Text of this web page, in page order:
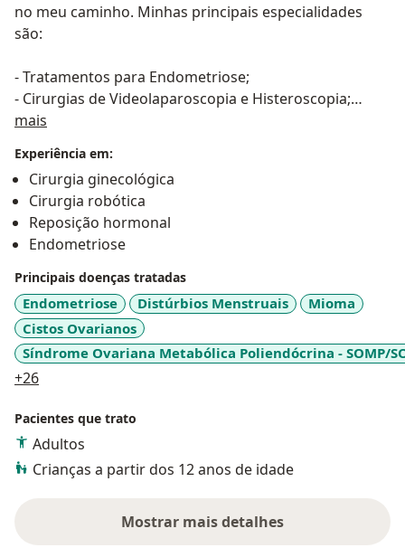
no meu caminho. Minhas principais especialidades
são:
- Tratamentos para Endometriose;
- Cirurgias de Videolaparoscopia e Histeroscopia;
- Cirurgia Robótica;
- Menopausa e Reposição Hormonal;
- Métodos Contraceptivos (por exemplo DIUs e
Implanon);
- Rejuvenescimento Íntimo (cirurgia íntima);
- Laser Fotona (Ginecológico)
- Obstetrícia; entre outros.
Me comprometo há mais de 25 anos em todos os
aspectos para entregar o melhor de mim a todos que
precisam. Meu propósito vai além de cirurgias e
tratamentos.
É compromisso de oferecer o melhor para a sua
saúde, dando qualidade de vida, elevando autoestima
e a sua confiança.
mais
Experiência em:
Cirurgia ginecológica
Cirurgia robótica
Reposição hormonal
Endometriose
Principais doenças tratadas
Endometriose Distúrbios Menstruais
Mioma
Cistos Ovarianos
Síndrome Ovariana Metabólica Poliendócrina - SOMP/
+26a11y_sr_more_diseases
Pacientes que trato
Adultos
Crianças a partir dos 12 anos de idade
Mostrar mais detalhes
sobre a experiência